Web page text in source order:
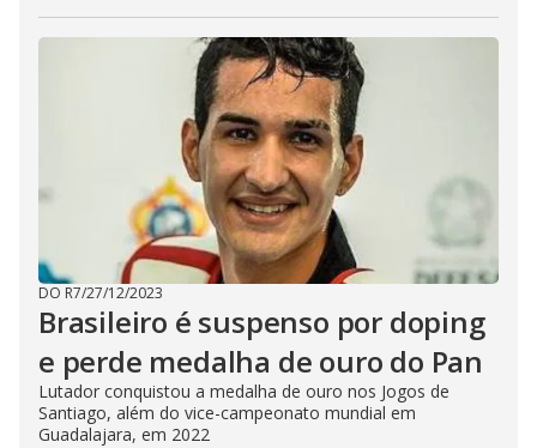
DO R7/27/12/2023
Brasileiro é suspenso por doping
e perde medalha de ouro do Pan
Lutador conquistou a medalha de ouro nos Jogos de
Santiago, além do vice-campeonato mundial em
Guadalajara, em 2022